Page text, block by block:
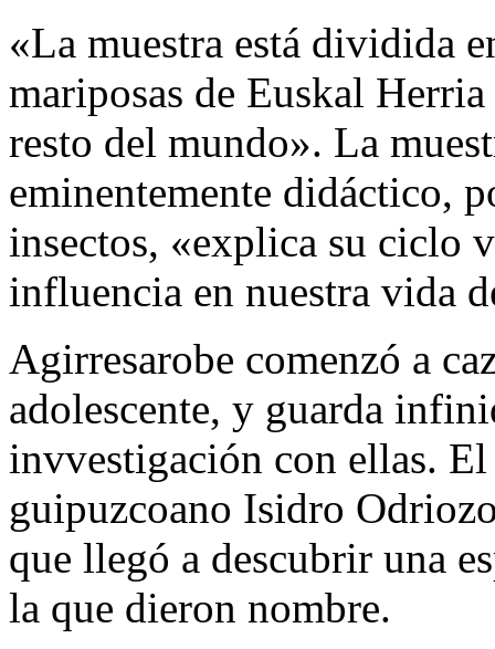
«La muestra está dividida
mariposas de Euskal
resto del mundo». La
eminentemente didáctico,
insectos, «explica su ciclo
influencia en nuestra vida
Agirresarobe comenzó a
adolescente, y guarda
invvestigación con ellas.
guipuzcoano Isidro
que llegó a descubrir una
la que dieron nombre.